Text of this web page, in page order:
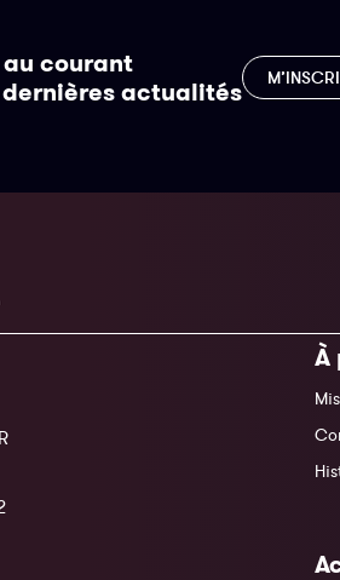
au courant
dernières actualités
À